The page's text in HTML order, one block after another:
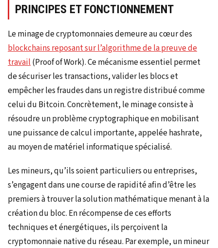
PRINCIPES ET FONCTIONNEMENT
Le minage de cryptomonnaies demeure au cœur des
blockchains reposant sur l’algorithme de la preuve de
travail (Proof of Work). Ce mécanisme essentiel permet
de sécuriser les transactions, valider les blocs et
empêcher les fraudes dans un registre distribué comme
celui du Bitcoin. Concrètement, le minage consiste à
résoudre un problème cryptographique en mobilisant
une puissance de calcul importante, appelée hashrate,
au moyen de matériel informatique spécialisé.
Les mineurs, qu’ils soient particuliers ou entreprises,
s’engagent dans une course de rapidité afin d’être les
premiers à trouver la solution mathématique menant à la
création du bloc. En récompense de ces efforts
techniques et énergétiques, ils perçoivent la
cryptomonnaie native du réseau. Par exemple, un mineur